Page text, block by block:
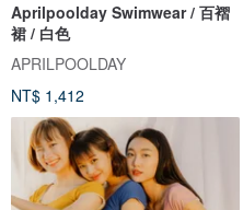
Aprilpoolday Swimwear / 百褶
裙 / 白色
APRILPOOLDAY
NT$ 1,412